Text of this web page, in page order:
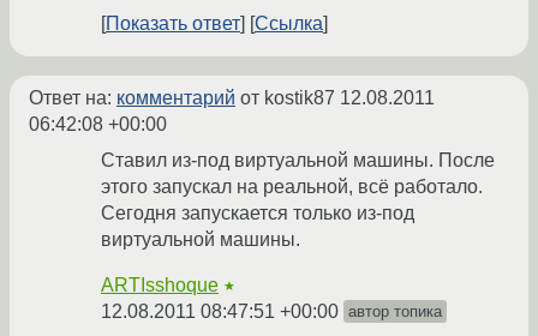
Показать ответ
Ссылка
Ответ на: комментарий от kostik87 12.08.2011
06:42:08 +00:00
Ставил из-под виртуальной машины. После
этого запускал на реальной, всё работало.
Сегодня запускается только из-под
виртуальной машины.
ARTIsshoque ★
12.08.2011 08:47:51 +00:00 автор топика